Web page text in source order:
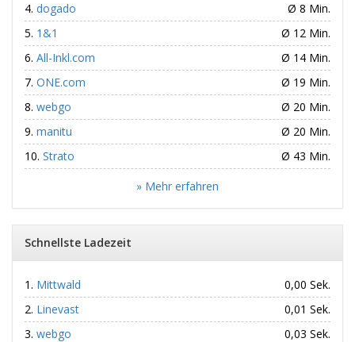
dogado
Ø 8 Min.
1&1
Ø 12 Min.
All-Inkl.com
Ø 14 Min.
ONE.com
Ø 19 Min.
webgo
Ø 20 Min.
manitu
Ø 20 Min.
Strato
Ø 43 Min.
» Mehr erfahren
Schnellste Ladezeit
Mittwald
0,00 Sek.
Linevast
0,01 Sek.
webgo
0,03 Sek.